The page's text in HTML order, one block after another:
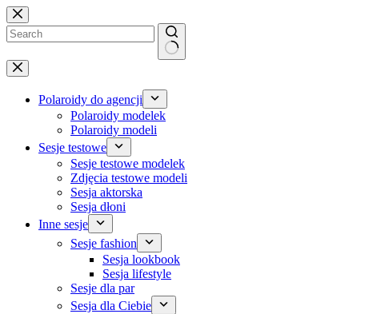
Przejdź
do
treści
Brak
wyników
Polaroidy do agencji
Polaroidy modelek
Polaroidy modeli
Sesje testowe
Sesje testowe modelek
Zdjęcia testowe modeli
Sesja aktorska
Sesja dłoni
Inne sesje
Sesje fashion
Sesja lookbook
Sesja lifestyle
Sesje dla par
Sesja dla Ciebie